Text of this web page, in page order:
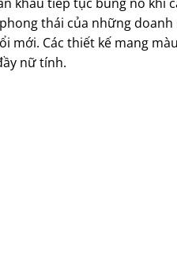
thái của những
mới. Các thiết kế mang
nữ tính.